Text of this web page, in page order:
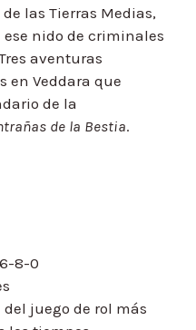
las Tierras Medias,
nido de criminales
aventuras
en Veddara que
de la
de la Bestia.
8-0
juego de rol más